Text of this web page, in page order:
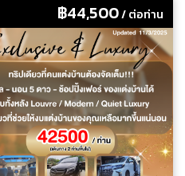
฿44,500/ ต่อท่าน